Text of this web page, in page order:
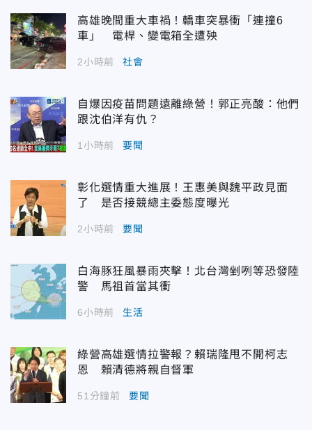
高雄晚間重大車禍！轎車突暴衝「連撞6
車」 電桿、變電箱全遭殃
2小時前 社會
自爆因疫苗問題遠離綠營！郭正亮酸：他們
跟沈伯洋有仇？
1小時前 要聞
彰化選情重大進展！王惠美與魏平政見面
了 是否接競總主委態度曝光
2小時前 要聞
白海豚狂風暴雨夾擊！北台灣剉咧等恐發陸
警 馬祖首當其衝
6小時前 生活
綠營高雄選情拉警報？賴瑞隆甩不開柯志
恩 賴清德將親自督軍
51分鐘前 要聞